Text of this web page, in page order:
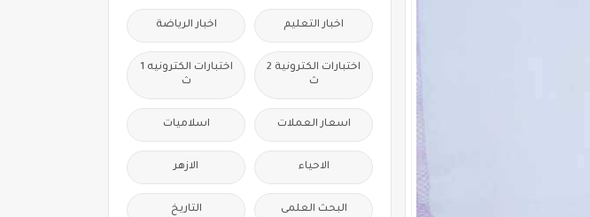
اخبار التعليم اخبار الرياضة
اختبارات الكترونية 2
ث
اختبارات الكترونيه 1
ث
اسعار العملات اسلاميات
الاحياء الازهر
البحث العلمى التاريخ